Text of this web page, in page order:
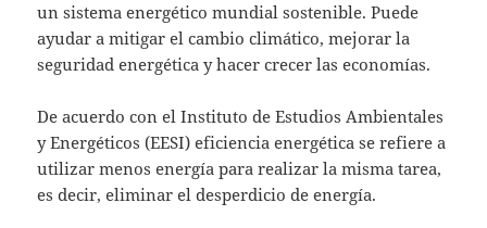
un sistema energético mundial sostenible. Puede
ayudar a mitigar el cambio climático, mejorar la
seguridad energética y hacer crecer las economías.
De acuerdo con el Instituto de Estudios Ambientales
y Energéticos (EESI) eficiencia energética se refiere a
utilizar menos energía para realizar la misma tarea,
es decir, eliminar el desperdicio de energía.